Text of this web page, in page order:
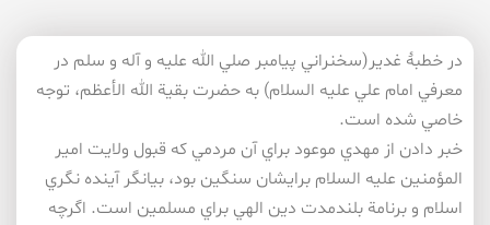
در خطبۀ غدير(سخنراني پيامبر صلي الله عليه و آله و سلم در
معرفي امام علي عليه السلام) به حضرت بقية الله الأعظم، توجه
خاصي شده است.
خبر دادن از مهدي موعود براي آن مردمي كه قبول ولايت امير
المؤمنين عليه السلام برايشان سنگين بود، بيانگر آينده نگري
اسلام و برنامة بلندمدت دين الهي براي مسلمين است. اگرچه